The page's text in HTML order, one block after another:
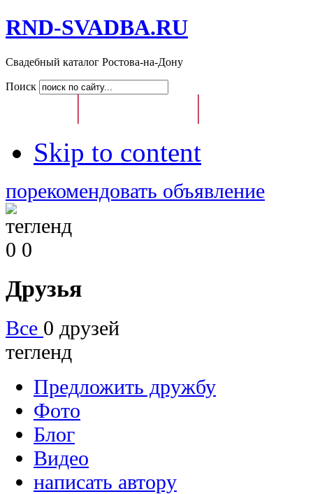
RND-SVADBA.RU
Свадебный каталог Ростова-на-Дону
Поиск
Skip to content
порекомендовать объявление
0 0
Друзья
Все 0 друзей
тегленд
Предложить дружбу
Фото
Блог
Видео
написать автору